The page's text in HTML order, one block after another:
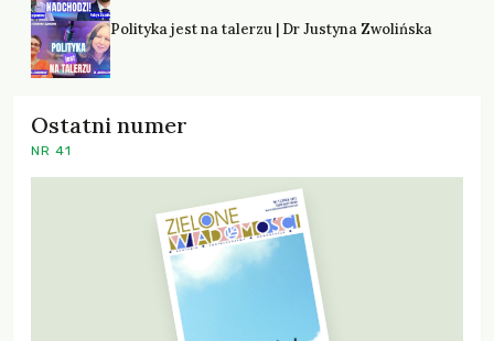
Polityka jest na talerzu | Dr Justyna Zwolińska
Ostatni numer
NR 41